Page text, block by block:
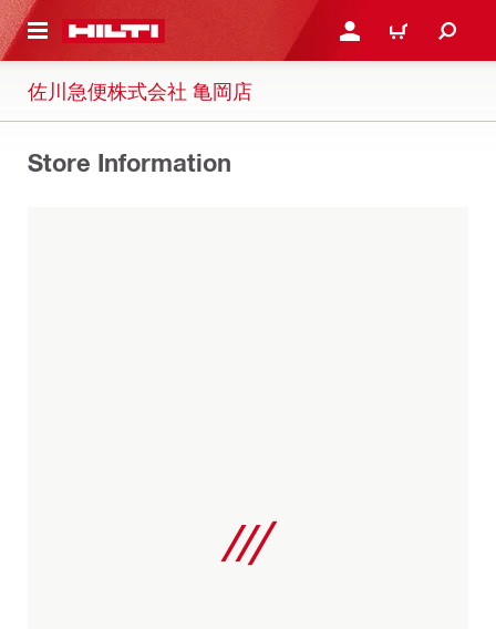
内容を表示 ログイン・新規オンライ
カート
佐川急便株式会社 亀岡店
Store Information